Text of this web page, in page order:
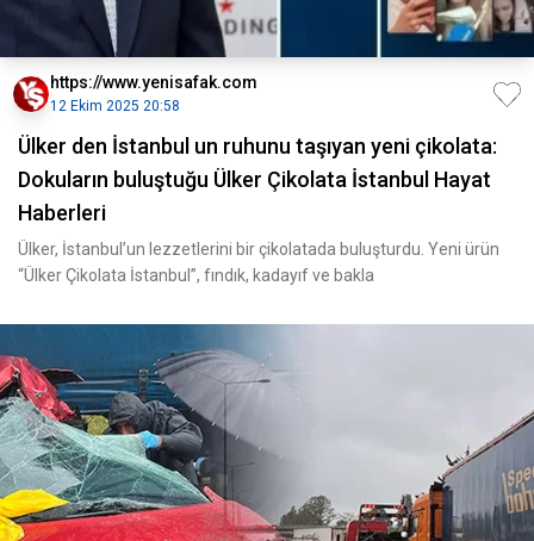
https://www.yenisafak.com
12 Ekim 2025 20:58
Ülker den İstanbul un ruhunu taşıyan yeni çikolata:
Dokuların buluştuğu Ülker Çikolata İstanbul Hayat
Haberleri
Ülker, İstanbul’un lezzetlerini bir çikolatada buluşturdu. Yeni ürün
“Ülker Çikolata İstanbul”, fındık, kadayıf ve bakla